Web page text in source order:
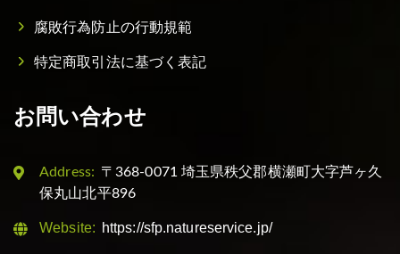
腐敗行為防止の行動規範
特定商取引法に基づく表記
お問い合わせ
Address: 〒368-0071 埼玉県秩父郡横瀬町大字芦ヶ久
保丸山北平896
Website: https://sfp.natureservice.jp/